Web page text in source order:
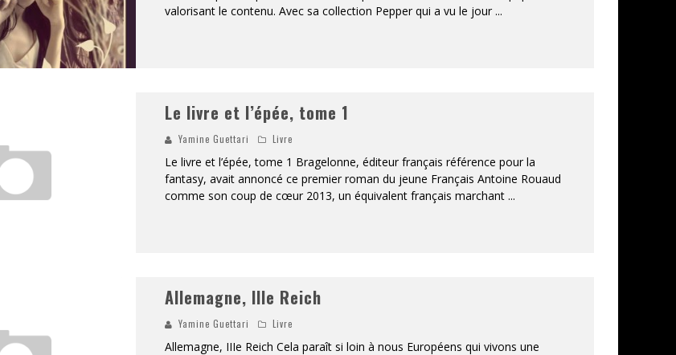
«DR WERTHAM / L’HOMME QUI ÉTUDIA LES TUEURS EN SÉRIE » - UN MÉTIER À RISQUE !
valorisant le contenu. Avec sa collection Pepper qui a vu le jour ...
Le livre et l’épée, tome 1
Yamine Guettari Livre
Le livre et l’épée, tome 1 Bragelonne, éditeur français référence pour la
fantasy, avait annoncé ce premier roman du jeune Français Antoine Rouaud
comme son coup de cœur 2013, un équivalent français marchant ...
Allemagne, IIIe Reich
Yamine Guettari Livre
Allemagne, IIIe Reich Cela paraît si loin à nous Européens qui vivons une